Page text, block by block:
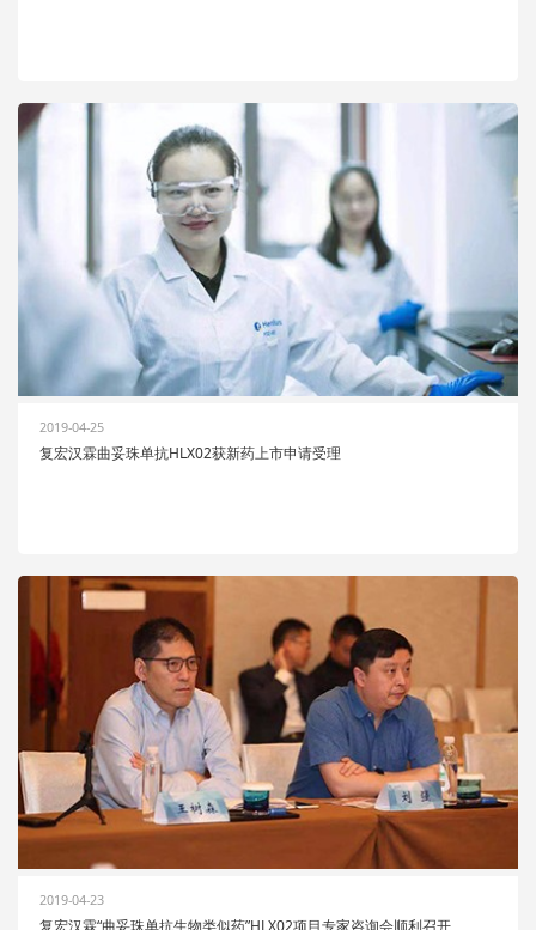
2019-04-25
复宏汉霖曲妥珠单抗HLX02获新药上市申请受理
2019-04-23
复宏汉霖“曲妥珠单抗生物类似药”HLX02项目专家咨询会顺利召开